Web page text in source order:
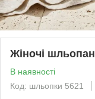
Жіночі
В наявності
Код: шльопки 5621